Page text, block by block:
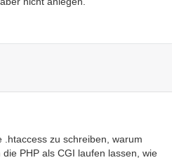
.htaccess zu schreiben, warum
PHP als CGI laufen lassen, wie